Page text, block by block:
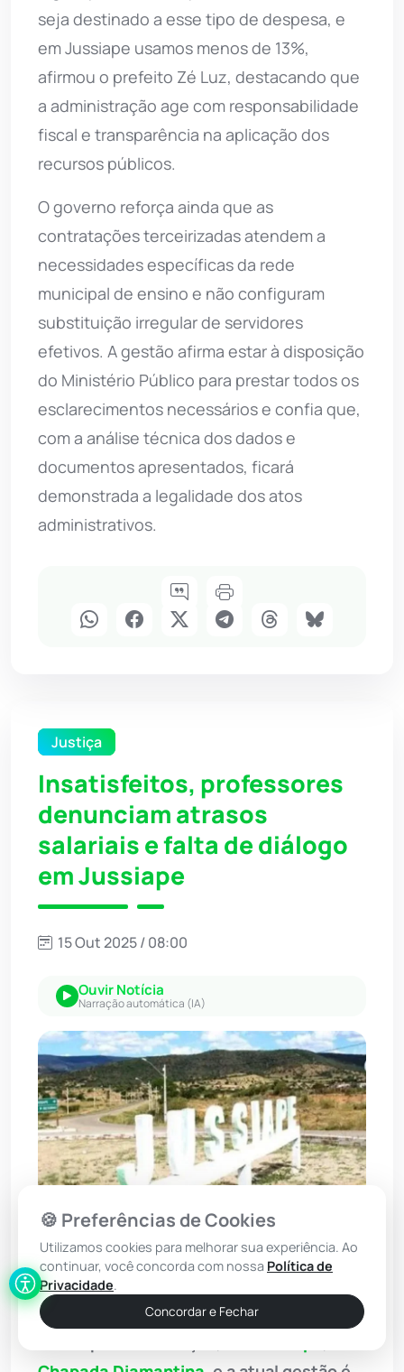
seja destinado a esse tipo de despesa, e
em Jussiape usamos menos de 13%,
afirmou o prefeito Zé Luz, destacando que
a administração age com responsabilidade
fiscal e transparência na aplicação dos
recursos públicos.
O governo reforça ainda que as
contratações terceirizadas atendem a
necessidades específicas da rede
municipal de ensino e não configuram
substituição irregular de servidores
efetivos. A gestão afirma estar à disposição
do Ministério Público para prestar todos os
esclarecimentos necessários e confia que,
com a análise técnica dos dados e
documentos apresentados, ficará
demonstrada a legalidade dos atos
administrativos.
Justiça
Insatisfeitos, professores
denunciam atrasos
salariais e falta de diálogo
em Jussiape
15 Out 2025 / 08:00
Ouvir Notícia
Narração automática (IA)
Foto: WhatsApp/Achei Sudoeste
O clima entre os professores da rede
🍪 Preferências de Cookies
Utilizamos cookies para melhorar sua experiência. Ao
continuar, você concorda com nossa Política de
Privacidade.
Concordar e Fechar